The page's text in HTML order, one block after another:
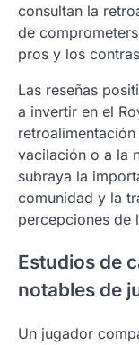
consultan la
de
pros y los
Las reseñas
a invertir en el
vacilación o a la
subraya la
comunidad y la
percepciones de
Estudios de
notables de
Un jugador